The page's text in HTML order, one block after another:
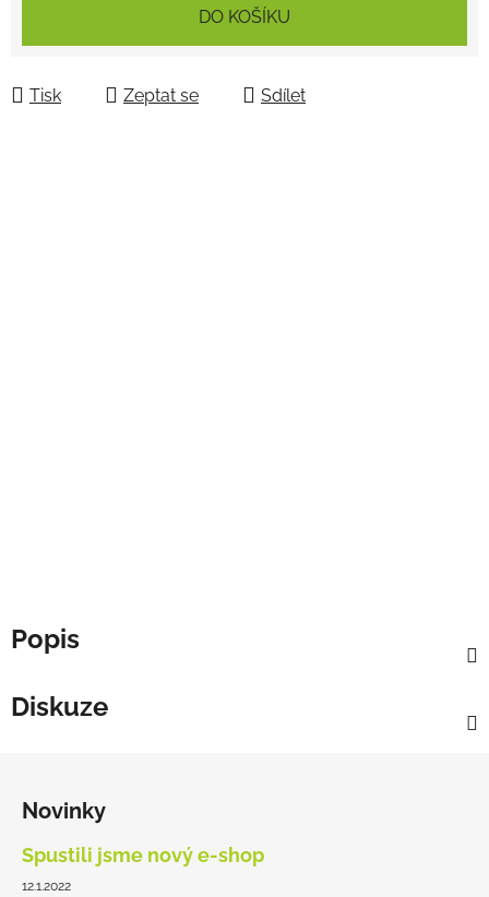
DO KOŠÍKU
Tisk Zeptat se Sdílet
Popis
Diskuze
Novinky
Spustili jsme nový e-shop
12.1.2022